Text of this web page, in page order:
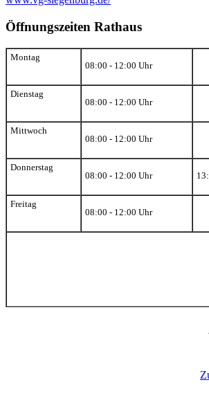
Öffnungszeiten Rathaus
Montag
08:00 - 12:00 Uhr
Dienstag
08:00 - 12:00 Uhr
Mittwoch
08:00 - 12:00 Uhr
Donnerstag
08:00 - 12:00 Uhr
Freitag
08:00 - 12:00 Uhr